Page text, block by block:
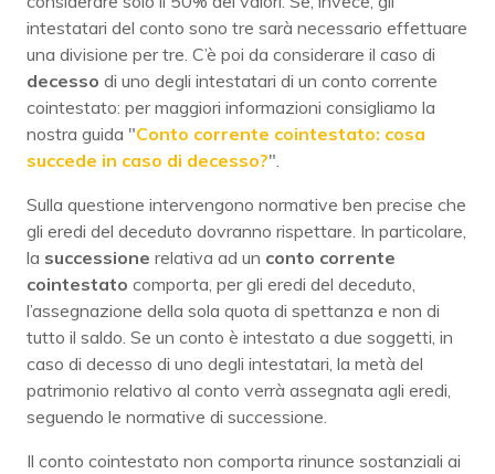
intestatari del conto sono tre sarà necessario effettuare
una divisione per tre. C’è poi da considerare il caso di
decesso di uno degli intestatari di un conto corrente
cointestato: per maggiori informazioni consigliamo la
nostra guida "Conto corrente cointestato: cosa
succede in caso di decesso?".
Sulla questione intervengono normative ben precise che
gli eredi del deceduto dovranno rispettare. In particolare,
la successione relativa ad un conto corrente
cointestato comporta, per gli eredi del deceduto,
l’assegnazione della sola quota di spettanza e non di
tutto il saldo. Se un conto è intestato a due soggetti, in
caso di decesso di uno degli intestatari, la metà del
patrimonio relativo al conto verrà assegnata agli eredi,
seguendo le normative di successione.
Il conto cointestato non comporta rinunce sostanziali ai